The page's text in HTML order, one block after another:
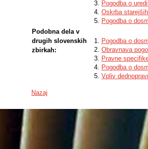
Pogodba o
Oskrba
Pogodba o
Podobna dela v
drugih slovenskih
zbirkah:
Pogodba o
Obravnava
Pravne
Pogodba o
Vpliv
Nazaj